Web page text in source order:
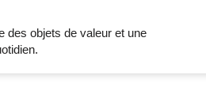
des objets de valeur et une